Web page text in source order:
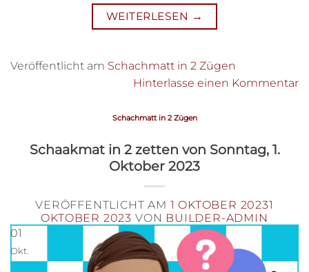
WEITERLESEN →
Veröffentlicht am Schachmatt in 2 Zügen
Hinterlasse einen Kommentar
Schachmatt in 2 Zügen
Schaakmat in 2 zetten von Sonntag, 1.
Oktober 2023
VERÖFFENTLICHT AM 1 OKTOBER 20231
OKTOBER 2023 VON BUILDER-ADMIN
01
Okt.